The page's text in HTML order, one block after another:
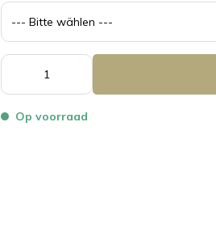
Op voorraad